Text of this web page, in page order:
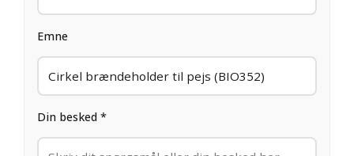
Emne
Din besked *